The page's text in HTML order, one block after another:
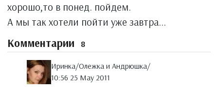
хорошо,то в понед. пойдем.
А мы так хотели пойти уже завтра...
Комментарии 8
Иринка/Олежка и Андрюшка/
10:56 25 May 2011